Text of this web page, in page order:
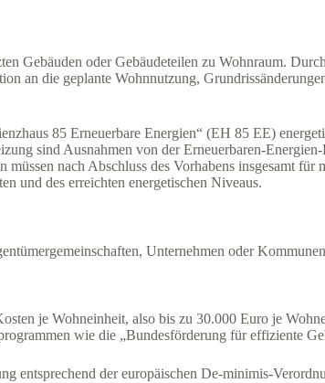
Gebäuden oder Gebäudeteilen zu Wohnraum.
an die geplante Wohnnutzung,
85 Erneuerbare Energien“ (EH 85 EE)
sind Ausnahmen von der Erneuerbaren-
nach Abschluss des Vorhabens insgesamt
und des erreichten energetischen Niveaus.
Unternehmen oder
je Wohneinheit, also bis zu 30.000 Euro je
wie die „Bundesförderung für effiziente
entsprechend der europäischen De-minimis-